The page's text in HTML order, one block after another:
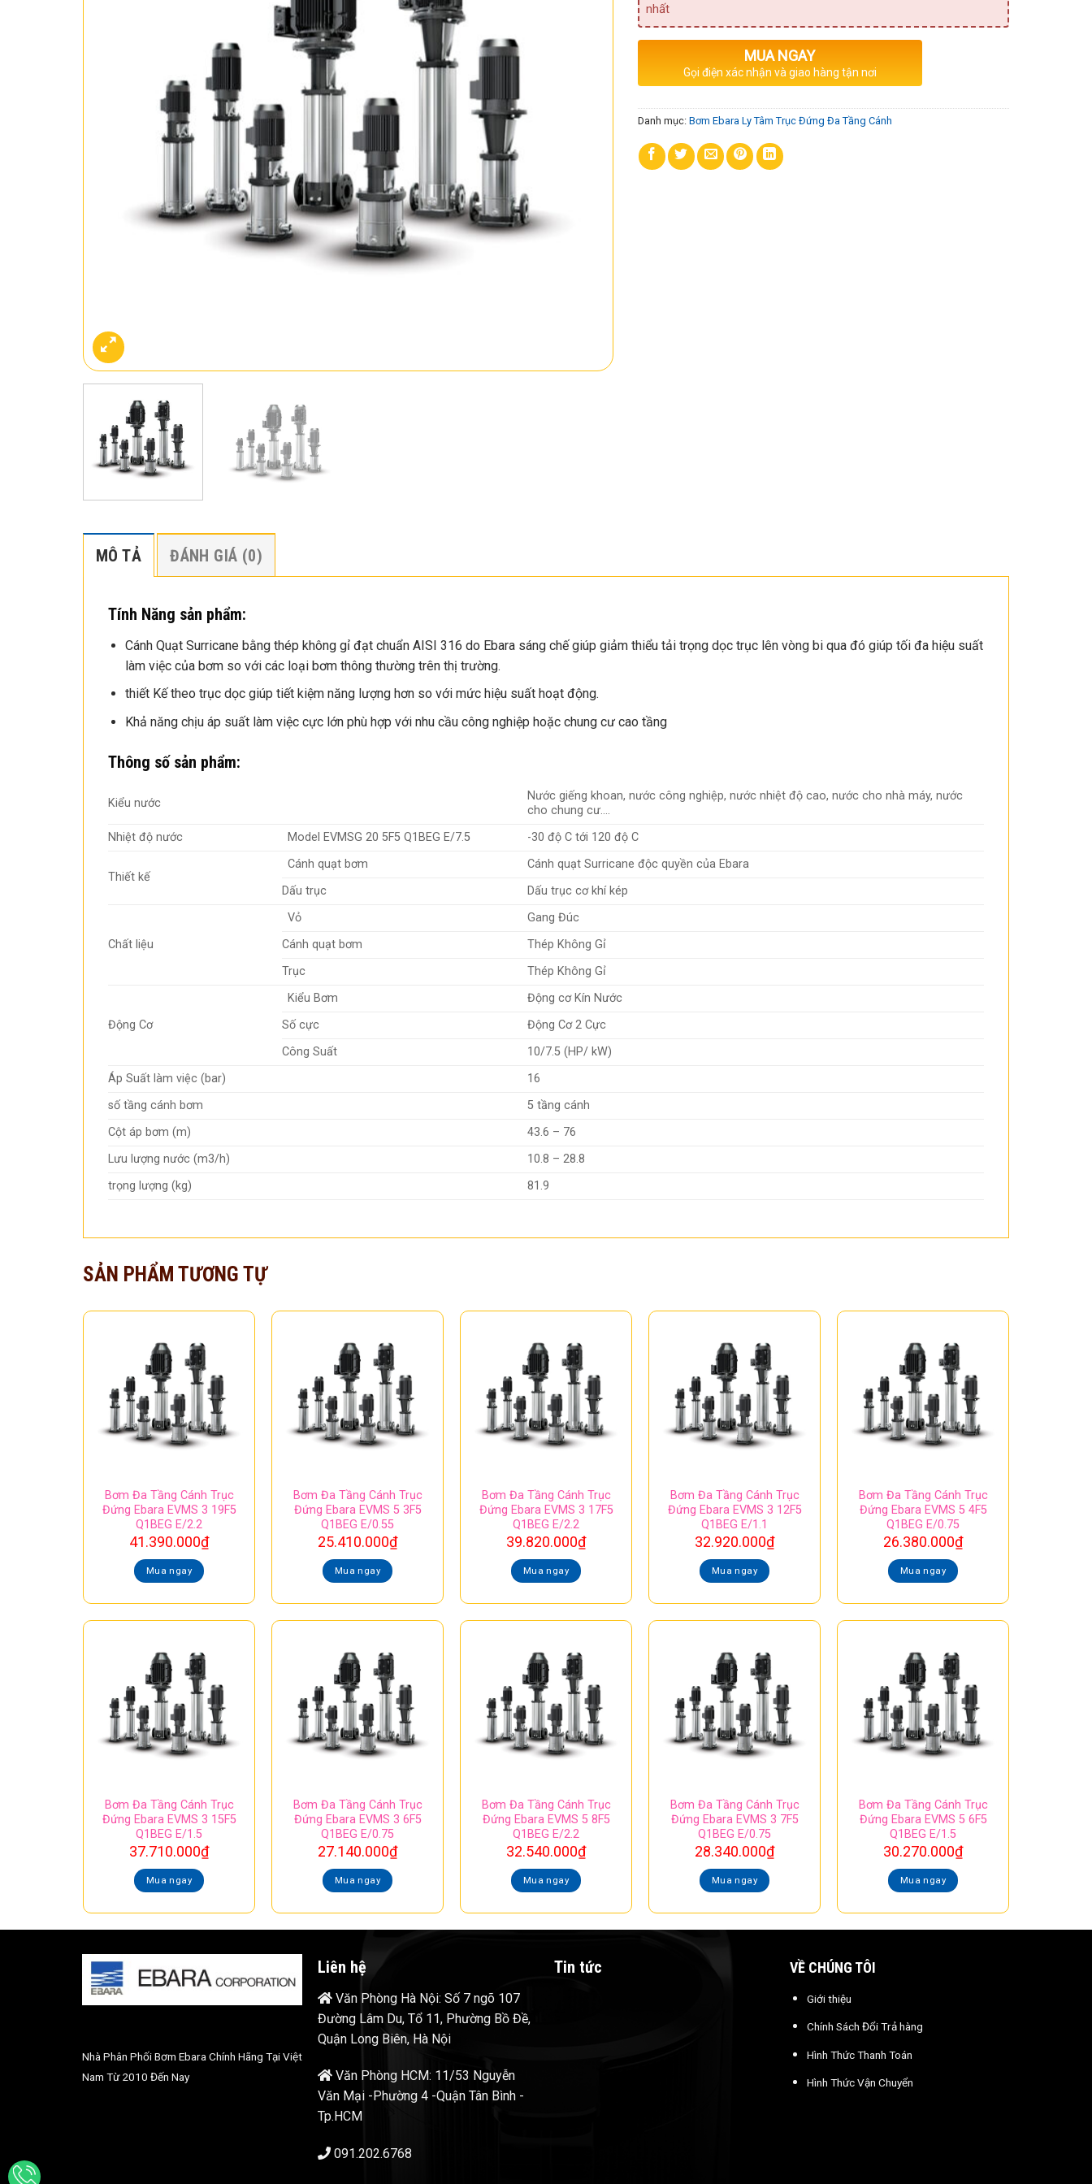
nhất
MUA NGAY
Gọi điện xác nhận và giao hàng tận nơi
Danh mục: Bơm Ebara Ly Tâm Trục Đứng Đa Tầng Cánh
MÔ TẢ ĐÁNH GIÁ (0)
Tính Năng sản phẩm:
Cánh Quạt Surricane bằng thép không gỉ đạt chuẩn AISI 316 do Ebara sáng chế giúp giảm thiểu tải trọng dọc trục lên vòng bi qua đó giúp tối đa hiệu suất
làm việc của bơm so với các loại bơm thông thường trên thị trường.
thiết Kế theo trục dọc giúp tiết kiệm năng lượng hơn so với mức hiệu suất hoạt động.
Khả năng chịu áp suất làm việc cực lớn phù hợp với nhu cầu công nghiệp hoặc chung cư cao tầng
Thông số sản phẩm:
Kiểu nước
Nước giếng khoan, nước công nghiệp, nước nhiệt độ cao, nước cho nhà máy, nước
cho chung cư….
Nhiệt độ nước
Model EVMSG 20 5F5 Q1BEG E/7.5 -30 độ C tới 120 độ C
Thiết kế
Cánh quạt bơm
Cánh quạt Surricane độc quyền của Ebara
Dấu trục
Dấu trục cơ khí kép
Chất liệu
Vỏ
Gang Đúc
Cánh quạt bơm
Thép Không Gỉ
Trục
Thép Không Gỉ
Động Cơ
Kiểu Bơm
Động cơ Kín Nước
Số cực
Động Cơ 2 Cực
Công Suất
10/7.5 (HP/ kW)
Áp Suất làm việc (bar)
16
số tầng cánh bơm
5 tầng cánh
Cột áp bơm (m)
43.6 – 76
Lưu lượng nước (m3/h)
10.8 – 28.8
trọng lượng (kg)
81.9
SẢN PHẨM TƯƠNG TỰ
Bơm Đa Tầng Cánh Trục
Đứng Ebara EVMS 3 19F5
Q1BEG E/2.2
41.390.000₫
Mua ngay
Bơm Đa Tầng Cánh Trục
Đứng Ebara EVMS 5 3F5
Q1BEG E/0.55
25.410.000₫
Mua ngay
Bơm Đa Tầng Cánh Trục
Đứng Ebara EVMS 3 17F5
Q1BEG E/2.2
39.820.000₫
Mua ngay
Bơm Đa Tầng Cánh Trục
Đứng Ebara EVMS 3 12F5
Q1BEG E/1.1
32.920.000₫
Mua ngay
Bơm Đa Tầng Cánh Trục
Đứng Ebara EVMS 5 4F5
Q1BEG E/0.75
26.380.000₫
Mua ngay
Bơm Đa Tầng Cánh Trục
Đứng Ebara EVMS 3 15F5
Q1BEG E/1.5
37.710.000₫
Mua ngay
Bơm Đa Tầng Cánh Trục
Đứng Ebara EVMS 3 6F5
Q1BEG E/0.75
27.140.000₫
Mua ngay
Bơm Đa Tầng Cánh Trục
Đứng Ebara EVMS 5 8F5
Q1BEG E/2.2
32.540.000₫
Mua ngay
Bơm Đa Tầng Cánh Trục
Đứng Ebara EVMS 3 7F5
Q1BEG E/0.75
28.340.000₫
Mua ngay
Bơm Đa Tầng Cánh Trục
Đứng Ebara EVMS 5 6F5
Q1BEG E/1.5
30.270.000₫
Mua ngay
Nhà Phân Phối Bơm Ebara Chính Hãng Tại Việt
Nam Từ 2010 Đến Nay
Liên hệ
Văn Phòng Hà Nội: Số 7 ngõ 107
Đường Lâm Du, Tổ 11, Phường Bồ Đề,
Quận Long Biên, Hà Nội
Văn Phòng HCM: 11/53 Nguyễn
Văn Mại -Phường 4 -Quận Tân Bình -
Tp.HCM
091.202.6768
Tin tức VỀ CHÚNG TÔI
Giới thiệu
Chính Sách Đổi Trả hàng
Hình Thức Thanh Toán
Hình Thức Vận Chuyển